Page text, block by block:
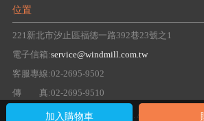
位置
221新北市汐止區福德一路392巷23號之1
電子信箱:service@windmill.com.tw
客服專線:02-2695-9502
傳 真:02-2695-9510
Copyright 2016 windmill Group. All right reserved.